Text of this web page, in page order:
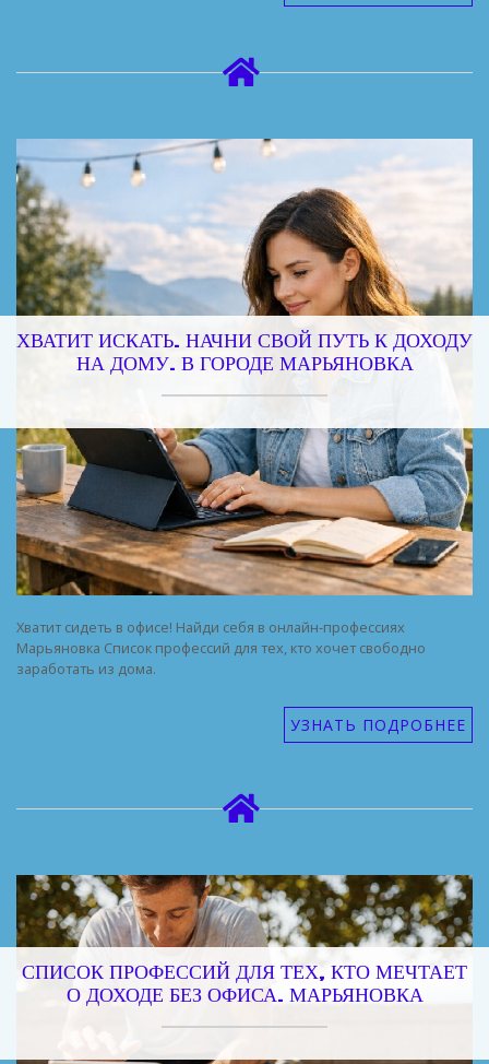
ХВАТИТ ИСКАТЬ. НАЧНИ СВОЙ ПУТЬ К ДОХОДУ
НА ДОМУ. В ГОРОДЕ МАРЬЯНОВКА
Хватит сидеть в офисе! Найди себя в онлайн-профессиях
Марьяновка Список профессий для тех, кто хочет свободно
заработать из дома.
УЗНАТЬ ПОДРОБНЕЕ
СПИСОК ПРОФЕССИЙ ДЛЯ ТЕХ, КТО МЕЧТАЕТ
О ДОХОДЕ БЕЗ ОФИСА. МАРЬЯНОВКА